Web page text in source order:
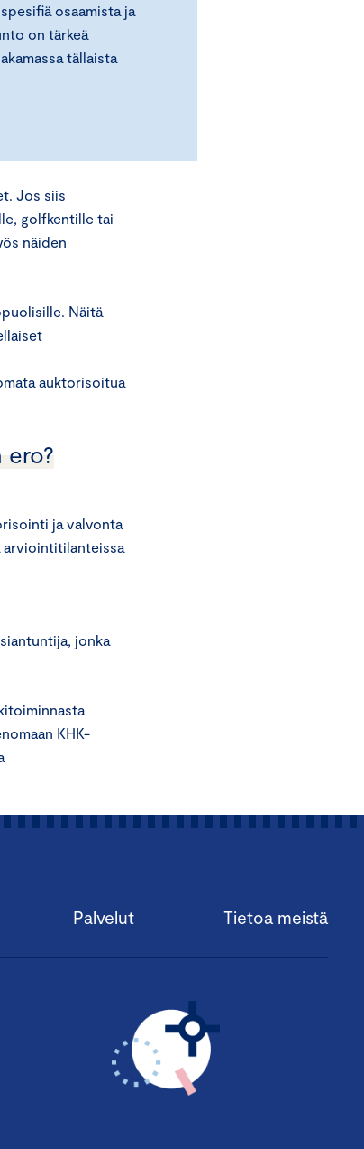
osaamista ja
on tärkeä
tällaista
Jos siis
golfkentille tai
näiden
Näitä
auktorisoitua
ja valvonta
arviointitilanteissa
jonka
KHK-
Palvelut Tietoa meistä